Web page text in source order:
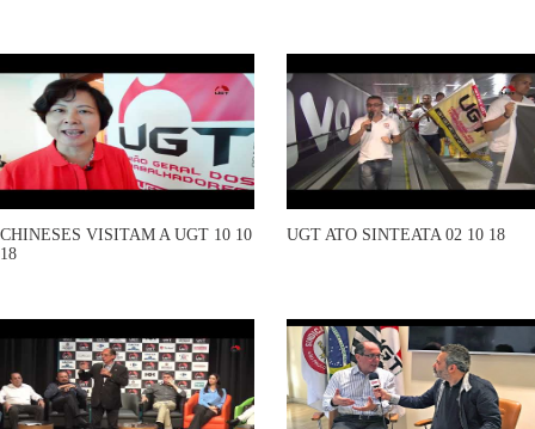
CHINESES VISITAM A UGT 10 10
18
UGT ATO SINTEATA 02 10 18